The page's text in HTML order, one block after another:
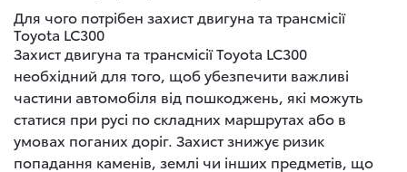
Для чого потрібен захист двигуна та трансмісії
Toyota LC300
Захист двигуна та трансмісії Toyota LC300
необхідний для того, щоб убезпечити важливі
частини автомобіля від пошкоджень, які можуть
статися при русі по складних маршрутах або в
умовах поганих доріг. Захист знижує ризик
попадання каменів, землі чи інших предметів, що